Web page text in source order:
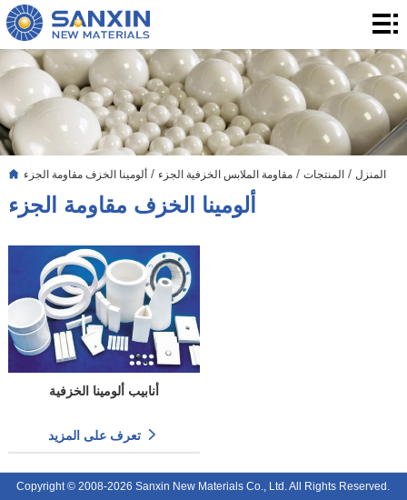
المنزل
المنتجات
التطبيق
التدوين
المنزل /المنتجات /مقاومة الملابس الخزفية الجزء /ألومينا الخزف مقاومة الجزء
ألومينا الخزف مقاومة الجزء
أنابيب ألومينا الخزفية
Copyright © 2008-2026 Sanxin New Materials Co., Ltd. All Rights Reserved.